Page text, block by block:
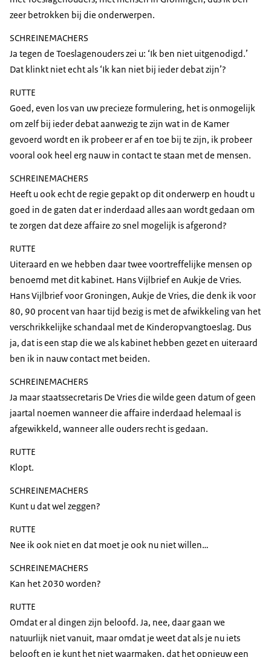
zeer betrokken bij die onderwerpen.
SCHREINEMACHERS
Ja tegen de Toeslagenouders zei u: ‘Ik ben niet uitgenodigd.’
Dat klinkt niet echt als ‘Ik kan niet bij ieder debat zijn’?
RUTTE
Goed, even los van uw precieze formulering, het is onmogelijk
om zelf bij ieder debat aanwezig te zijn wat in de Kamer
gevoerd wordt en ik probeer er af en toe bij te zijn, ik probeer
vooral ook heel erg nauw in contact te staan met de mensen.
SCHREINEMACHERS
Heeft u ook echt de regie gepakt op dit onderwerp en houdt u
goed in de gaten dat er inderdaad alles aan wordt gedaan om
te zorgen dat deze affaire zo snel mogelijk is afgerond?
RUTTE
Uiteraard en we hebben daar twee voortreffelijke mensen op
benoemd met dit kabinet. Hans Vijlbrief en Aukje de Vries.
Hans Vijlbrief voor Groningen, Aukje de Vries, die denk ik voor
80, 90 procent van haar tijd bezig is met de afwikkeling van het
verschrikkelijke schandaal met de Kinderopvangtoeslag. Dus
ja, dat is een stap die we als kabinet hebben gezet en uiteraard
ben ik in nauw contact met beiden.
SCHREINEMACHERS
Ja maar staatssecretaris De Vries die wilde geen datum of geen
jaartal noemen wanneer die affaire inderdaad helemaal is
afgewikkeld, wanneer alle ouders recht is gedaan.
RUTTE
Klopt.
SCHREINEMACHERS
Kunt u dat wel zeggen?
RUTTE
Nee ik ook niet en dat moet je ook nu niet willen…
SCHREINEMACHERS
Kan het 2030 worden?
RUTTE
Omdat er al dingen zijn beloofd. Ja, nee, daar gaan we
natuurlijk niet vanuit, maar omdat je weet dat als je nu iets
belooft en je kunt het niet waarmaken, dat het opnieuw een